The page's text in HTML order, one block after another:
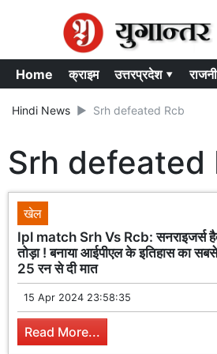
Home क्राइम उत्तरप्रदेश ▾
Hindi News Srh defeated Rcb
Srh defeated
खेल
Ipl match Srh Vs Rcb: सनराइजर्स
तोड़ा ! बनाया आईपीएल के इतिहास का
25 रन से दी मात
15 Apr 2024 23:58:35
Read More...